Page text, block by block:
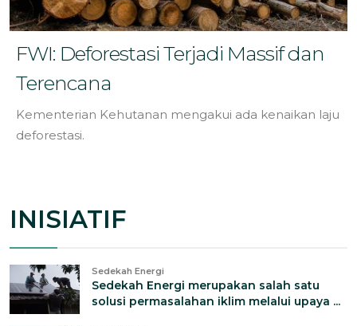
FWI: Deforestasi Terjadi Massif dan
Terencana
Kementerian Kehutanan mengakui ada kenaikan laju
deforestasi.
INISIATIF
Sedekah Energi
Sedekah Energi merupakan salah satu
solusi permasalahan iklim melalui upaya ...